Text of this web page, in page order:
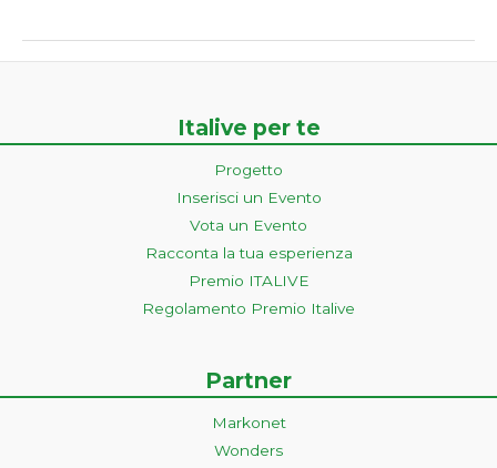
Italive per te
Progetto
Inserisci un Evento
Vota un Evento
Racconta la tua esperienza
Premio ITALIVE
Regolamento Premio Italive
Partner
Markonet
Wonders